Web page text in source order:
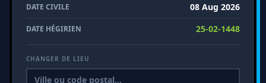
DATE CIVILE 08 Aug 2026
DATE HÉGIRIEN 25-02-1448
CHANGER DE LIEU